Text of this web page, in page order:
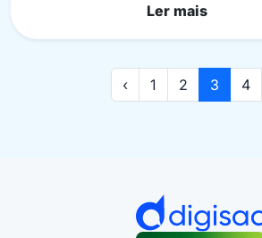
Ler mais
‹ 1 2 3 4